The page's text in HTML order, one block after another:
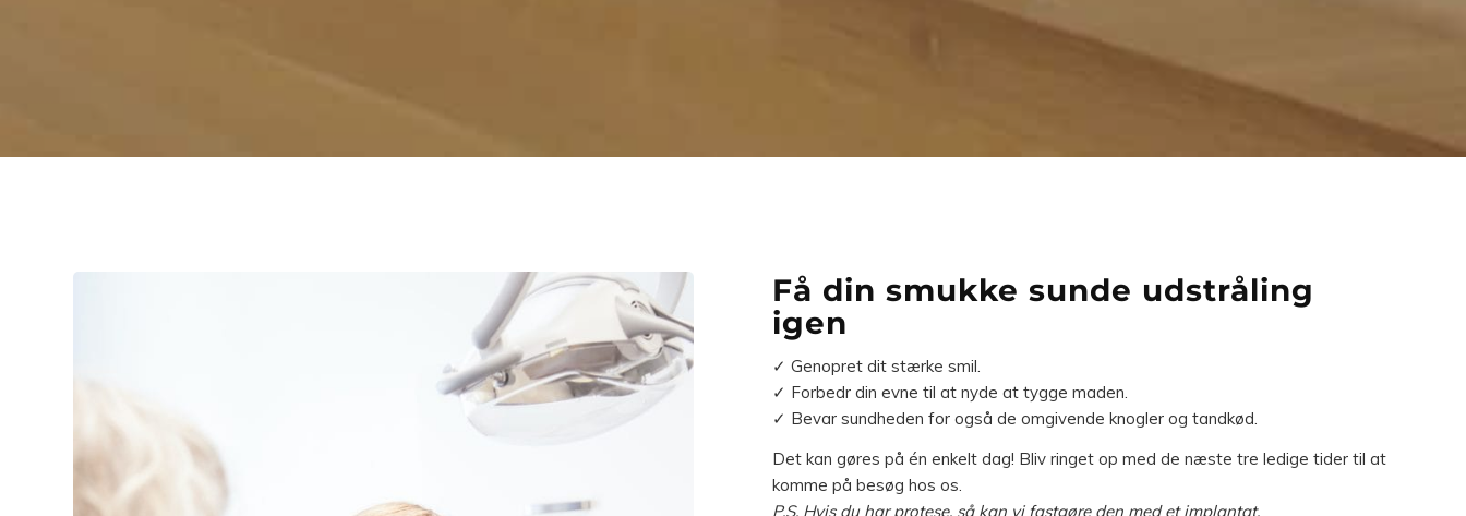
Få din smukke sunde udstråling
igen
✓ Genopret dit stærke smil.
✓ Forbedr din evne til at nyde at tygge maden.
✓ Bevar sundheden for også de omgivende knogler og tandkød.
Det kan gøres på én enkelt dag! Bliv ringet op med de næste tre ledige tider til at
komme på besøg hos os.
P.S. Hvis du har protese, så kan vi fastgøre den med et implantat.